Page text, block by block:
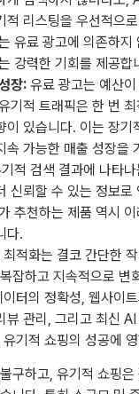
적 리스팅을 우선적으
유료 광고에 의존하지
강력한 기회를 제공합
장: 유료 광고는 예산
기적 트래픽은 한 번
이 있습니다. 이는 장기
속 가능한 매출 성장을
적 검색 결과에 나타
신뢰할 수 있는 정보로
추천하는 제품 역시
다.
적화는 결코 간단한
잡하고 지속적으로 변
터의 정확성, 웹사이
뷰 관리, 그리고 최신
기적 쇼핑의 성공에
구하고, 유기적 쇼핑은